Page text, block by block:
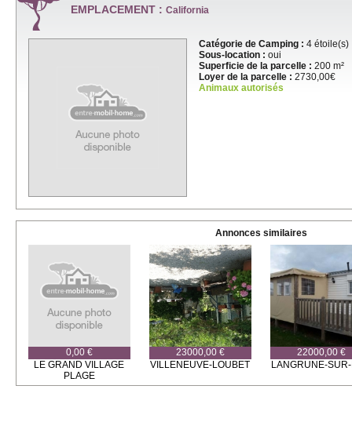
EMPLACEMENT : California
Catégorie de Camping : 4 étoile(s)
Sous-location : oui
Superficie de la parcelle : 200 m²
Loyer de la parcelle : 2730,00€
Animaux autorisés
Annonces similaires
0,00 €
LE GRAND VILLAGE
PLAGE
23000,00 €
VILLENEUVE-LOUBET
22000,00 €
LANGRUNE-